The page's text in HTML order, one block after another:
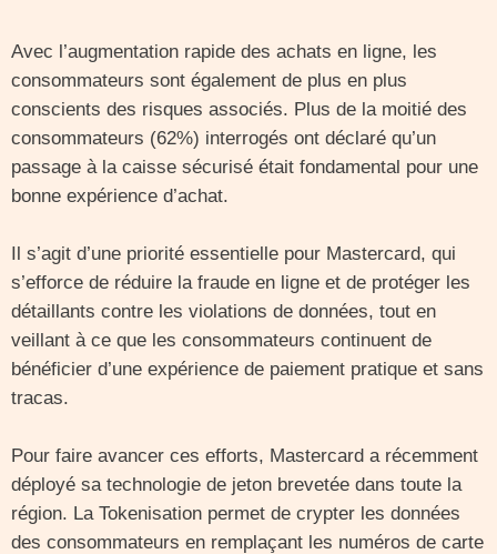
Avec l’augmentation rapide des achats en ligne, les
consommateurs sont également de plus en plus
conscients des risques associés. Plus de la moitié des
consommateurs (62%) interrogés ont déclaré qu’un
passage à la caisse sécurisé était fondamental pour une
bonne expérience d’achat.
Il s’agit d’une priorité essentielle pour Mastercard, qui
s’efforce de réduire la fraude en ligne et de protéger les
détaillants contre les violations de données, tout en
veillant à ce que les consommateurs continuent de
bénéficier d’une expérience de paiement pratique et sans
tracas.
Pour faire avancer ces efforts, Mastercard a récemment
déployé sa technologie de jeton brevetée dans toute la
région. La Tokenisation permet de crypter les données
des consommateurs en remplaçant les numéros de carte